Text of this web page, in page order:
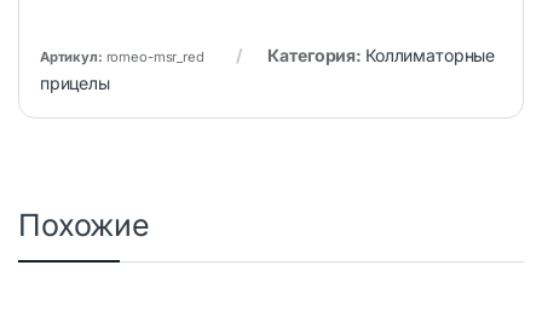
Артикул: romeo-msr_red Категория: Коллиматорные
прицелы
Похожие